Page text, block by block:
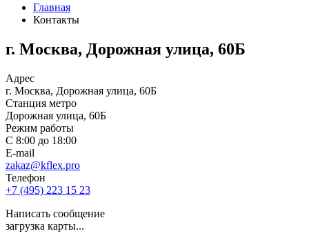
Главная
Контакты
г. Москва, Дорожная улица, 60Б
Адрес
г. Москва, Дорожная улица, 60Б
Станция метро
Дорожная улица, 60Б
Режим работы
С 8:00 до 18:00
E-mail
zakaz@kflex.pro
Телефон
+7 (495) 223 15 23
Написать сообщение
загрузка карты...